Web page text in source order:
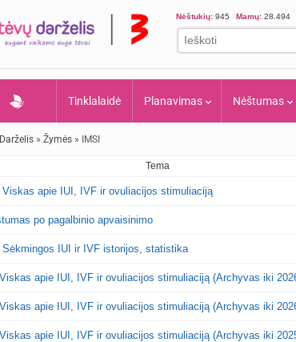
Nėštukių: 945 Mamų: 28.494
Tinklalaidė Planavimas Nėštumas
» Žymės » IMSI
Tema
Viskas apie IUI, IVF ir ovuliacijos stimuliaciją
po pagalbinio apvaisinimo
Sėkmingos IUI ir IVF istorijos, statistika
Viskas apie IUI, IVF ir ovuliacijos stimuliaciją (Archyvas iki
Viskas apie IUI, IVF ir ovuliacijos stimuliaciją (Archyvas iki
Viskas apie IUI, IVF ir ovuliacijos stimuliaciją (Archyvas iki